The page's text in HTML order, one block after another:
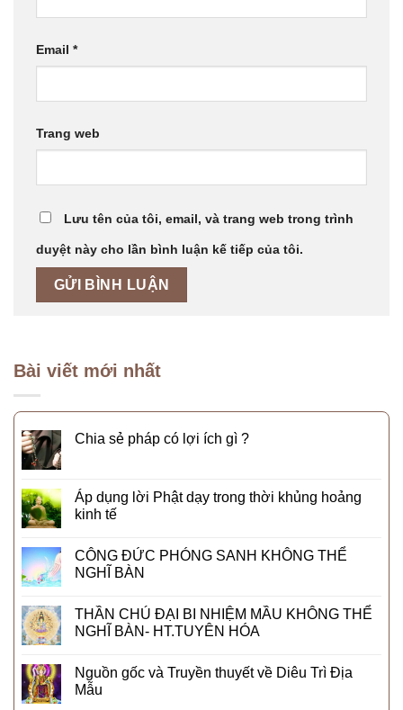
Email *
Trang web
Lưu tên của tôi, email, và trang web trong trình
duyệt này cho lần bình luận kế tiếp của tôi.
Bài viết mới nhất
Chia sẻ pháp có lợi ích gì ?
Áp dụng lời Phật dạy trong thời khủng hoảng
kinh tế
CÔNG ĐỨC PHÓNG SANH KHÔNG THỂ
NGHĨ BÀN
THẦN CHÚ ĐẠI BI NHIỆM MẦU KHÔNG THỂ
NGHĨ BÀN- HT.TUYÊN HÓA
Nguồn gốc và Truyền thuyết về Diêu Trì Địa
Mẫu